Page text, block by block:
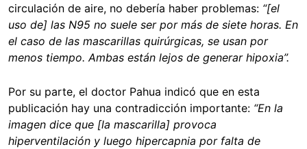
circulación de aire, no debería haber problemas: “[el
uso de] las N95 no suele ser por más de siete horas. En
el caso de las mascarillas quirúrgicas, se usan por
menos tiempo. Ambas están lejos de generar hipoxia”.
Por su parte, el doctor Pahua indicó que en esta
publicación hay una contradicción importante: “En la
imagen dice que [la mascarilla] provoca
hiperventilación y luego hipercapnia por falta de